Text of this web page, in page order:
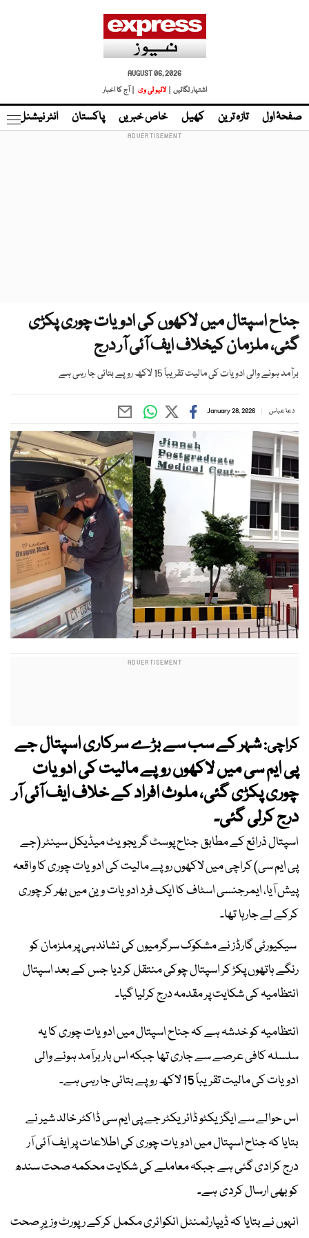
AUGUST 06, 2026
اشتہار لگائیں |
لائیو ٹی وی | آج کا اخبار
صفحۂ اول تازہ ترین کھیل خاص خبریں پاکستان انٹر نیشنل
جناح اسپتال میں لاکھوں کی ادویات چوری پکڑی
گئی، ملزمان کیخلاف ایف آئی آر درج
برآمد ہونے والی ادویات کی مالیت تقریباً 15 لاکھ روپے بتائی جا رہی ہے
دعا عباس January 28, 2026
کراچی:شہر کے سب سے بڑے سرکاری اسپتال جے
پی ایم سی میں لاکھوں روپے مالیت کی ادویات
چوری پکڑی گئی، ملوث افراد کے خلاف ایف آئی آر
درج کرلی گئی۔
اسپتال ذرائع کے مطابق جناح پوسٹ گریجویٹ میڈیکل سینٹر (جے
پی ایم سی) کراچی میں لاکھوں روپے مالیت کی ادویات چوری کا واقعہ
پیش آیا، ایمرجنسی اسٹاف کا ایک فرد ادویات وین میں بھر کر چوری
کرکے لے جارہا تھا۔
سیکیورٹی گارڈز نے مشکوک سرگرمیوں کی نشاندہی پر ملزمان کو
رنگے ہاتھوں پکڑ کر اسپتال چوکی منتقل کردیا جس کے بعد اسپتال
انتظامیہ کی شکایت پر مقدمہ درج کرلیا گیا۔
انتظامیہ کو خدشہ ہے کہ جناح اسپتال میں ادویات چوری کا یہ
سلسلہ کافی عرصے سے جاری تھا جبکہ اس بار برآمد ہونے والی
ادویات کی مالیت تقریباً 15 لاکھ روپے بتائی جا رہی ہے۔
اس حوالے سے ایگزیکٹو ڈائریکٹر جے پی ایم سی ڈاکٹر خالد شیر نے
بتایا کہ جناح اسپتال میں ادویات چوری کی اطلاعات پر ایف آئی آر
درج کرادی گئی ہے جبکہ معاملے کی شکایت محکمہ صحت سندھ
کو بھی ارسال کردی ہے۔
انہوں نے بتایا کہ ڈیپارٹمنٹل انکوائری مکمل کرکے رپورٹ وزیرِ صحت